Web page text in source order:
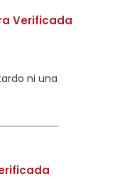
Verificada
ni una